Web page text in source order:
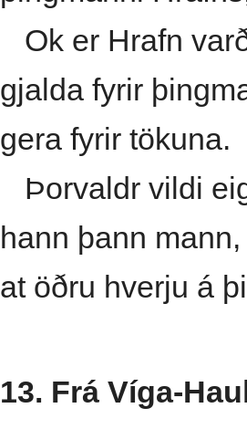
Ok er Hrafn
gjalda fyrir
gera fyrir tökuna.
Þorvaldr vildi
hann þann
at öðru hverju á
13. Frá Víga-